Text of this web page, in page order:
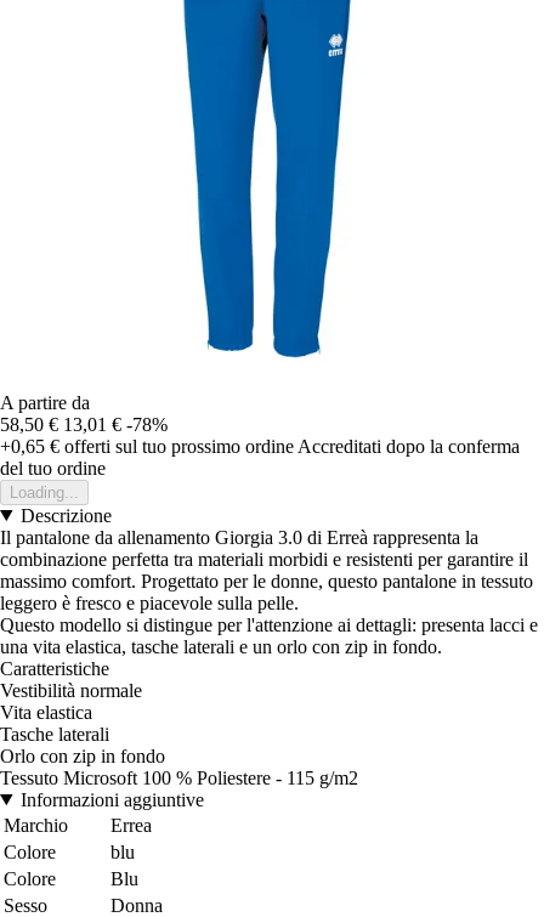
A partire da
58,50 € 13,01 € -78%
+0,65 € offerti sul tuo prossimo ordine Accreditati dopo la conferma
del tuo ordine
Loading...
Descrizione
Il pantalone da allenamento Giorgia 3.0 di Erreà rappresenta la
combinazione perfetta tra materiali morbidi e resistenti per garantire il
massimo comfort. Progettato per le donne, questo pantalone in tessuto
leggero è fresco e piacevole sulla pelle.
Questo modello si distingue per l'attenzione ai dettagli: presenta lacci e
una vita elastica, tasche laterali e un orlo con zip in fondo.
Caratteristiche
Vestibilità normale
Vita elastica
Tasche laterali
Orlo con zip in fondo
Tessuto Microsoft 100 % Poliestere - 115 g/m2
Informazioni aggiuntive
Marchio
Errea
Colore
blu
Colore
Blu
Sesso
Donna